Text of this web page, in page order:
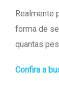
Realmente
forma de
quantas
Confira a